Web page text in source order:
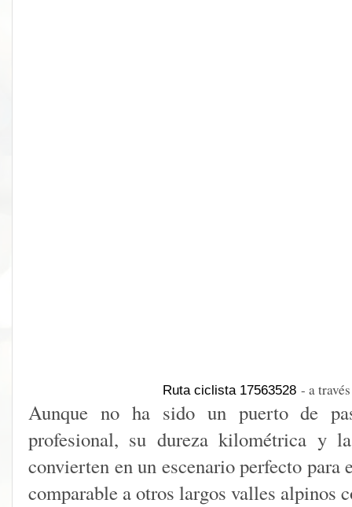
Ruta ciclista 17563528- a
Aunque no ha sido un puerto de
profesional, su dureza kilométrica y
convierten en un escenario perfecto
comparable a otros largos valles alpinos